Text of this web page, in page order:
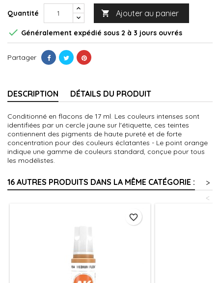
Quantité  Ajouter au panier
 Généralement expédié sous 2 à 3 jours ouvrés
Partager
DESCRIPTION DÉTAILS DU PRODUIT
Conditionné en flacons de 17 ml. Les couleurs intenses sont
identifiées par un cercle jaune sur l'étiquette, ces teintes
contiennent des pigments de haute pureté et de forte
concentration pour des couleurs éclatantes - Le point orange
indique une gamme de couleurs standard, conçue pour tous
les modélistes.
16 AUTRES PRODUITS DANS LA MÊME CATÉGORIE :
>
<
favorite_border